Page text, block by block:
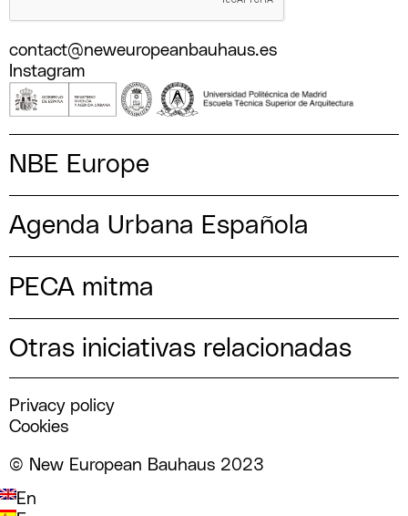
contact@neweuropeanbauhaus.es
Instagram
NBE Europe
Agenda Urbana Española
PECA mitma
Otras iniciativas relacionadas
Privacy policy
Cookies
© New European Bauhaus 2023
En